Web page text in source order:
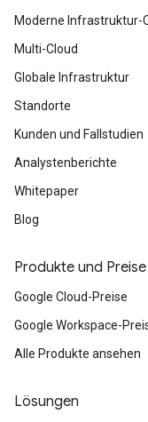
Moderne Infrastruktur-
Multi-Cloud
Globale Infrastruktur
Standorte
Kunden und Fallstudien
Analystenberichte
Whitepaper
Blog
Produkte und Preise
Google Cloud-Preise
Google Workspace-
Alle Produkte ansehen
Lösungen